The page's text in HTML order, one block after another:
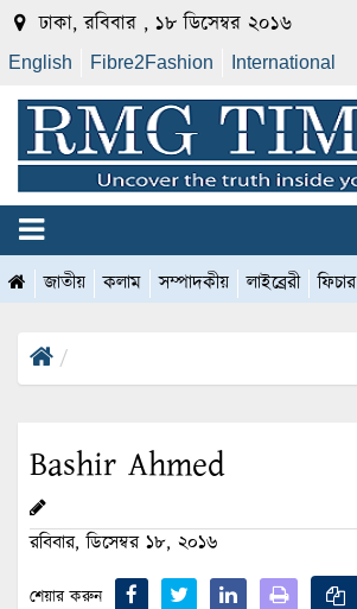
ঢাকা, রবিবার , ১৮ ডিসেম্বর ২০১৬
English Fibre2Fashion International
জাতীয় কলাম সম্পাদকীয় লাইব্রেরী ফিচার
Bashir Ahmed
রবিবার, ডিসেম্বর ১৮, ২০১৬
শেয়ার করুন